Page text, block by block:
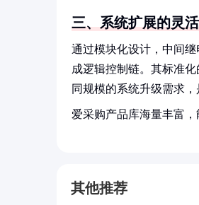
三、系统扩展的灵
通过模块化设计，中间
成逻辑控制链。其标准
同规模的系统升级需求
爱采购产品库海量丰富
其他推荐